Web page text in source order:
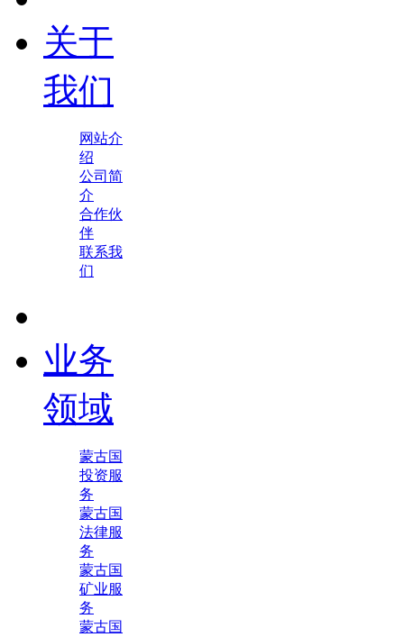
关于
我们
网站介
绍
公司简
介
合作伙
伴
联系我
们
业务
领域
蒙古国
投资服
务
蒙古国
法律服
务
蒙古国
矿业服
务
蒙古国